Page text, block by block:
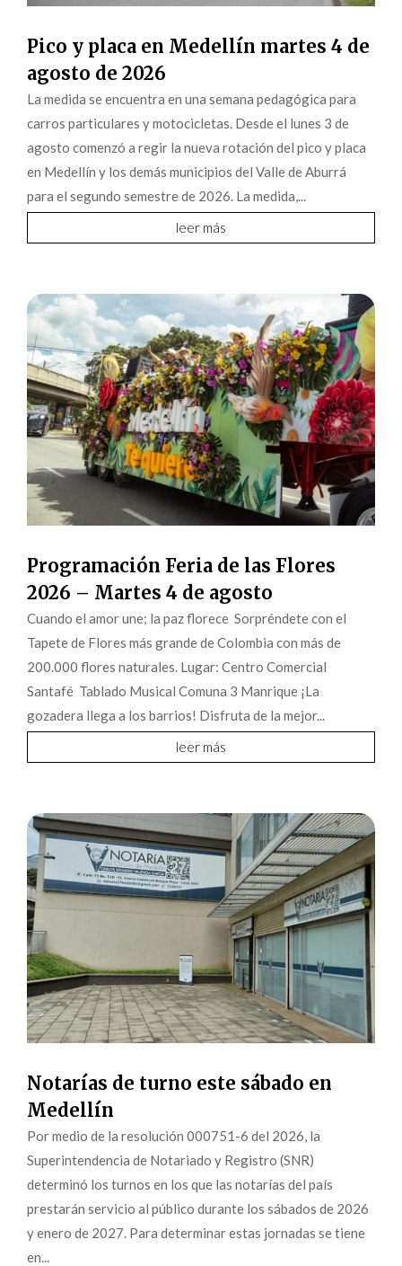
Pico y placa en Medellín martes 4 de
agosto de 2026
La medida se encuentra en una semana pedagógica para
carros particulares y motocicletas. Desde el lunes 3 de
agosto comenzó a regir la nueva rotación del pico y placa
en Medellín y los demás municipios del Valle de Aburrá
para el segundo semestre de 2026. La medida,...
leer más
Programación Feria de las Flores
2026 – Martes 4 de agosto
Cuando el amor une; la paz florece Sorpréndete con el
Tapete de Flores más grande de Colombia con más de
200.000 flores naturales. Lugar: Centro Comercial
Santafé Tablado Musical Comuna 3 Manrique ¡La
gozadera llega a los barrios! Disfruta de la mejor...
leer más
Notarías de turno este sábado en
Medellín
Por medio de la resolución 000751-6 del 2026, la
Superintendencia de Notariado y Registro (SNR)
determinó los turnos en los que las notarías del país
prestarán servicio al público durante los sábados de 2026
y enero de 2027. Para determinar estas jornadas se tiene
en...